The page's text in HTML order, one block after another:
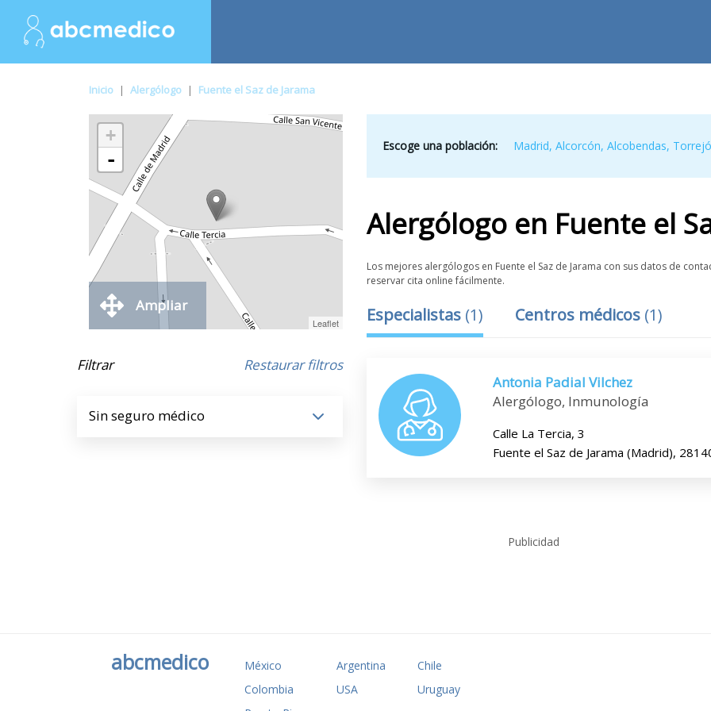
Inicio | Alergólogo | Fuente el Saz de Jarama
+
-
Leaflet
Ampliar
Filtrar Restaurar filtros
Sin seguro médico
Escoge una población: Madrid,Alcorcón,Alcobendas,
Alergólogo en Fuente el
Los mejores alergólogos en Fuente el Saz de Jarama con sus datos de
reservar cita online fácilmente.
Especialistas (1) Centros médicos (1)
Antonia Padial Vilchez
Alergólogo, Inmunología
Calle La Tercia, 3
Fuente el Saz de Jarama (Madrid),
Publicidad
abcmedico México Argentina
Chile
Colombia
USA
Uruguay